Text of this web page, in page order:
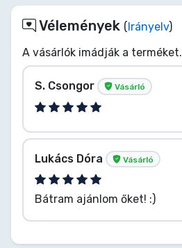
Vélemények ( Irányelv)
A vásárlók imádják a terméket.
S. Csongor Vásárló
Lukács Dóra Vásárló
Bátram ajánlom őket! :)